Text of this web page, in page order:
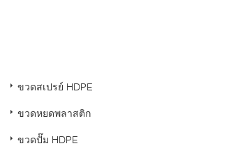
ขวดสเปรย์ HDPE
ขวดหยดพลาสติก
ขวดปั๊ม HDPE